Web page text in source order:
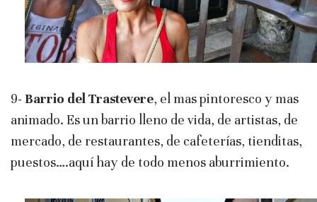
9- Barrio del Trastevere, el mas pintoresco y mas
animado. Es un barrio lleno de vida, de artistas, de
mercado, de restaurantes, de cafeterías, tienditas,
puestos….aquí hay de todo menos aburrimiento.